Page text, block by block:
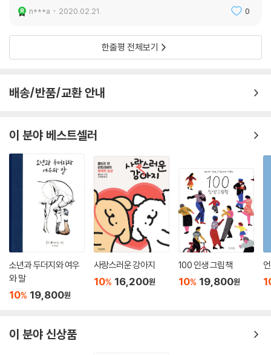
n***a 2020.02.21. 0
한줄평 전체보기
배송/반품/교환 안내
이 분야 베스트셀러
소년과 두더지와 여우
와 말
10% 19,800원
사랑스러운 강아지
10% 16,200원
100 인생 그림책
10% 19,800원
이 분야 신상품